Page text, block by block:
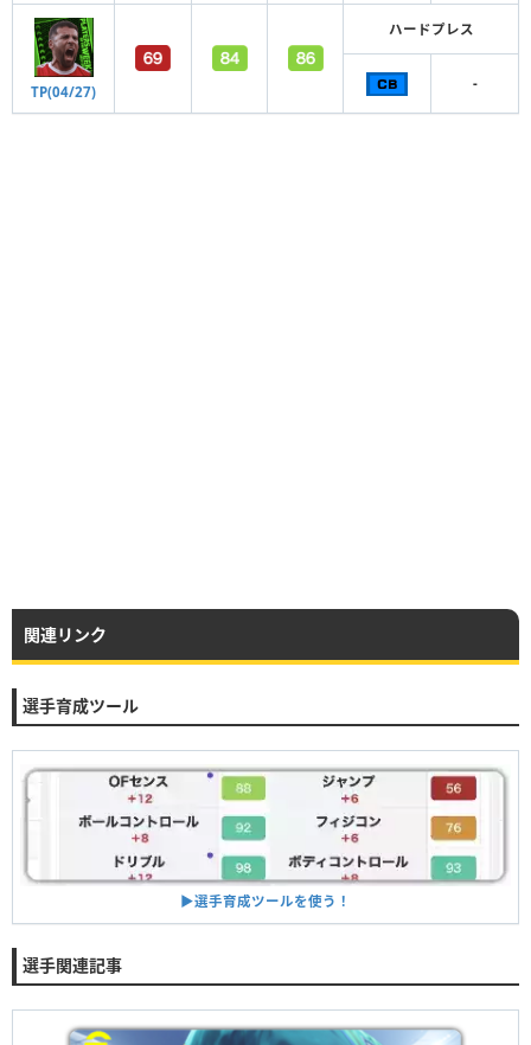
TP(04/27)
ハードプレス
-
関連リンク
選手育成ツール
▶︎選手育成ツールを使う！
選手関連記事